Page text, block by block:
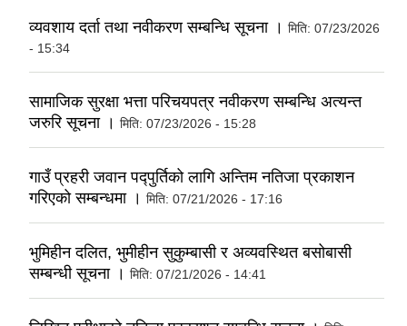
व्यवशाय दर्ता तथा नवीकरण सम्बन्धि सूचना । मिति: 07/23/2026
- 15:34
सामाजिक सुरक्षा भत्ता परिचयपत्र नवीकरण सम्बन्धि अत्यन्त
जरुरि सूचना । मिति: 07/23/2026 - 15:28
गाउँ प्रहरी जवान पद्पुर्तिको लागि अन्तिम नतिजा प्रकाशन
गरिएको सम्बन्धमा । मिति: 07/21/2026 - 17:16
भुमिहीन दलित, भुमीहीन सुकुम्बासी र अव्यवस्थित बसोबासी
सम्बन्धी सूचना । मिति: 07/21/2026 - 14:41